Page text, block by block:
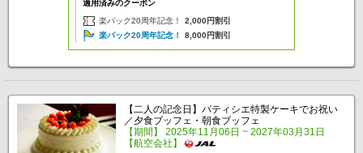
適用済みのクーポン
楽パック20周年記念！
2,000円割引
楽パック20周年記念！
8,000円割引
【二人の記念日】パティシエ特製ケーキでお祝い
／夕食ブッフェ・朝食ブッフェ
【期間】 2025年11月06日 ~ 2027年03月31日
【航空会社】